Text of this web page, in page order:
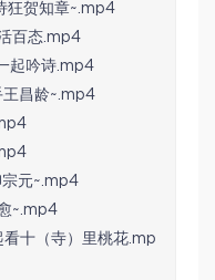
狂贺知章~.mp4
百态.mp4
起吟诗.mp4
昌龄~.mp4
元~.mp4
~.mp4
十（寺）里桃花.mp